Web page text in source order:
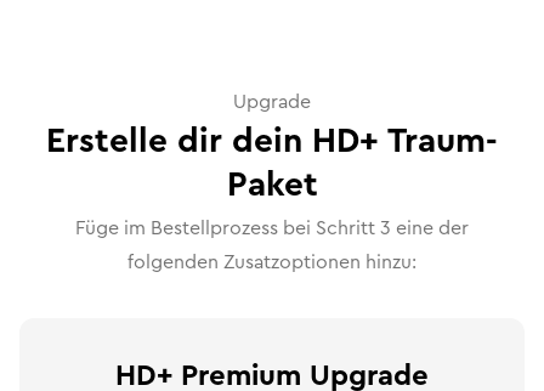
Upgrade
Erstelle dir dein HD+ Traum-
Paket
Füge im Bestellprozess bei Schritt 3 eine der
folgenden Zusatzoptionen hinzu:
HD+ Premium Upgrade